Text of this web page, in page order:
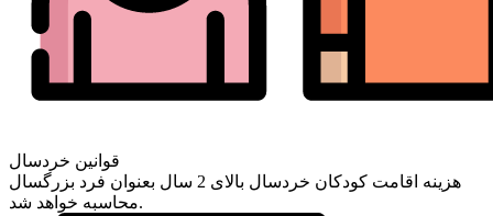
قوانین خردسال
هزینه اقامت کودکان خردسال بالای 2 سال بعنوان فرد بزرگسال
محاسبه خواهد شد.